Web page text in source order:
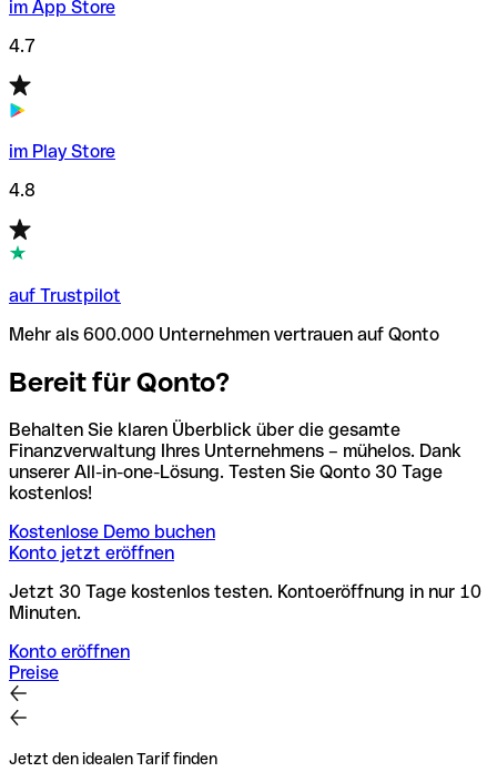
im App Store
4.7
im Play Store
4.8
auf Trustpilot
Mehr als 600.000 Unternehmen vertrauen auf Qonto
Bereit für Qonto?
Behalten Sie klaren Überblick über die gesamte
Finanzverwaltung Ihres Unternehmens – mühelos. Dank
unserer All-in-one-Lösung. Testen Sie Qonto 30 Tage
kostenlos!
Kostenlose Demo buchen
Konto jetzt eröffnen
Jetzt 30 Tage kostenlos testen. Kontoeröffnung in nur 10
Minuten.
Konto eröffnen
Preise
Jetzt den idealen Tarif finden